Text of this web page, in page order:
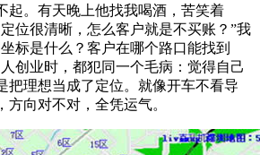
起。有天晚上他找我喝酒，苦笑着
位很清晰，怎么客户就是不买账？”我
标是什么？客户在哪个路口能找到
创业时，都犯同一个毛病：觉得自己
把理想当成了定位。就像开车不看导
向对不对，全凭运气。